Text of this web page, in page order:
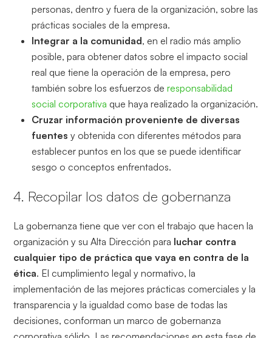
personas, dentro y fuera de la organización, sobre las
prácticas sociales de la empresa.
Integrar a la comunidad, en el radio más amplio
posible, para obtener datos sobre el impacto social
real que tiene la operación de la empresa, pero
también sobre los esfuerzos deresponsabilidad
social corporativa que haya realizado la organización.
Cruzar información proveniente de diversas
fuentes y obtenida con diferentes métodos para
establecer puntos en los que se puede identificar
sesgo o conceptos enfrentados.
4. Recopilar los datos de gobernanza
La gobernanza tiene que ver con el trabajo que hacen la
organización y su Alta Dirección para luchar contra
cualquier tipo de práctica que vaya en contra de la
ética. El cumplimiento legal y normativo, la
implementación de las mejores prácticas comerciales y la
transparencia y la igualdad como base de todas las
decisiones, conforman un marco de gobernanza